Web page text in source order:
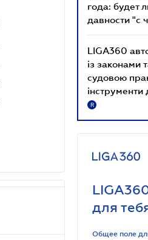
года: будет
давности "с
LIGA360
із законами
судовою
інструменти
R
для
Общее поле